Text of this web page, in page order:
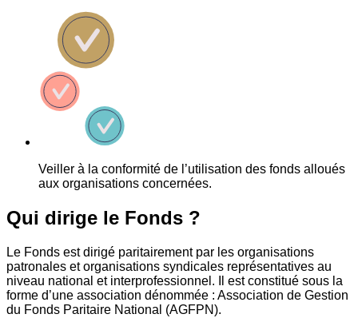
Veiller à la conformité de l’utilisation des fonds alloués
aux organisations concernées.
Qui dirige le Fonds ?
Le Fonds est dirigé paritairement par les organisations
patronales et organisations syndicales représentatives au
niveau national et interprofessionnel. Il est constitué sous la
forme d’une association dénommée : Association de Gestion
du Fonds Paritaire National (AGFPN).